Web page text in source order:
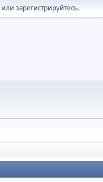
или зарегистрируйтесь.